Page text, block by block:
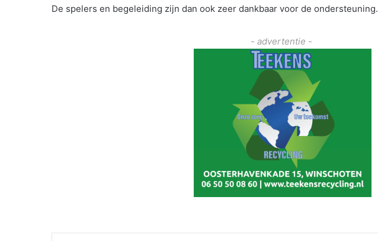
De spelers en begeleiding zijn dan ook zeer dankbaar voor de ondersteuning.
- advertentie -